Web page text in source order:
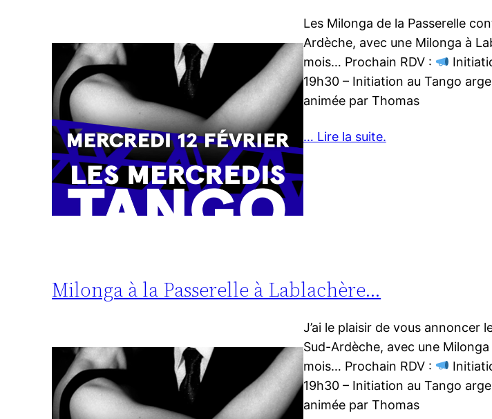
Les Milonga de la Passerelle
Ardèche, avec une Milonga à
mois… Prochain RDV :
19h30 – Initiation au Tango
animée par Thomas
… Lire la suite.
Milonga à la Passerelle à Lablachère…
J’ai le plaisir de vous annoncer
Sud-Ardèche, avec une
mois… Prochain RDV :
19h30 – Initiation au Tango
animée par Thomas